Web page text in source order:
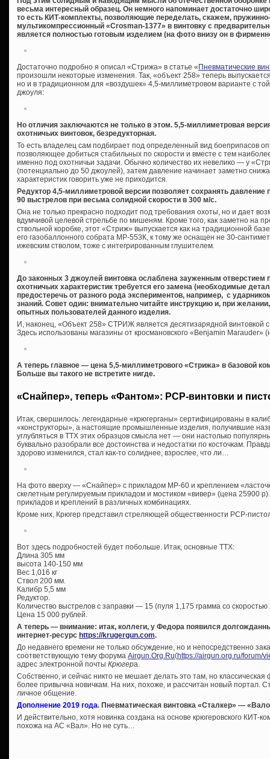
весьма интересный образец. Он немного напоминает достаточно
то есть КИТ-комплекты, позволяющие переделать, скажем,
мультикомпрессионный «Crosman-1377» в винтовку с
является полностью готовым изделием (на фото внизу он в
Достаточно подробно я описал «Стрижа» в статье « Пневматические
произошли некоторые изменения. Так, «объект 258» теперь
но и в традиционном для «воздушек» 4,5-миллиметровом варианте с
джоуля:
Но отличия заключаются не только в этом. 5,5-миллиметровая
охотничьих винтовок, безредукторная.
То есть владелец сам подбирает под определенный вид боеприпасов
позволяющее добиться стабильных по скорости и вместе с тем
именно под охотничьи задачи. Обычно количество их невелико — у
(потенциально до 50 джоулей), затем давление начинает заметно
характеристик говорить уже не приходится.
Редуктор 4,5-миллиметровой версии позволяет сохранять
90 выстрелов при весьма солидной скорости в 300 м/с.
Она не только прекрасно подходит под требования охоты, но и дает
вдумчивой целевой стрельбе по мишеням. Кроме того, как заметно на
ствольной коробке, этот «Стриж» выпускается как на традиционной
его газобаллонного собрата МР-553К, к тому же оснащен не 30-
ижевским стволом, тоже с интегрированным глушителем.
До законных 3 джоулей винтовка ослаблена зауженным отверстием
охотничьих характеристик требуется его замена (необходимые
предостеречь от разного рода экспериментов, например, с
знаний. Совет один: внимательно читайте инструкцию и, при
опытных пользователей данного изделия.
И, наконец, «Объект 258» СТРИЖ является десятизарядной винтовкой
Здесь использованы магазины от кросмановского «Benjamin Marauder»
А теперь главное — цена 5,5-миллиметрового «Стрижа» в базовой
Больше вы такого не встретите нигде.
«Снайпер», теперь «Фантом»: PCP-винтовки и
Итак, свершилось: легендарные «крюгерганы» сертифицированы в
«конструкторы», а настоящие промышленные изделия, получившие
углубляться в ТТХ этих образцов смысла нет — они настолько
буквально разобрали все достоинства и недостатки по косточкам.
здорово изменился, стал как-то солиднее, взрослее, что ли…
На фото вверху — «Снайпер» с прикладом МР-60 и креплением
скелетным регулируемым прикладом и мостиком «вивер» (цена 25900
прикладов и креплений в различных комбинациях.
Кроме них, Крюгер представил стреляющей общественности PCP-
Вот здесь подробностей будет побольше. Итак, основные ТТХ:
Длина 305 мм
высота 140-150 мм
Вес 1,016 кг
Ствол 200 мм.
Калибр 5,5 мм
Редуктор.
Количество выстрелов с заправки — 15 (пуля 1,175 грамма со скоростью
Цена 15 000 рублей.
А теперь — внимание: итак, коллеги, у Федора появился
интернет-ресурс https://krugergun.com.
До недавнего времени не только обсуждение, но и непосредственно
соответствующую тему форума Airgun.Org.Ru(https://airgun.org.ru/forum/
адрес электронной почты Крюгера.
Собственно, и сейчас никто не мешает делать это там, но
более привычна новичкам. На них, похоже, и рассчитан новый портал.
личное общение.
Дополнение 2019 года. Пневматическая винтовка «Сталкер» —
И действительно, хотя новинка создана на основе крюгеровского КИТ-
похожа на АС «Вал». Но не суть…